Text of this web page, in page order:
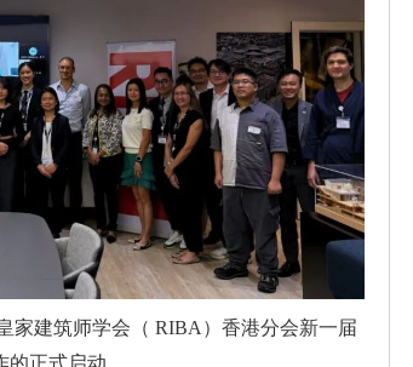
家建筑师学会（ RIBA）香港分会新一届
正式启动。